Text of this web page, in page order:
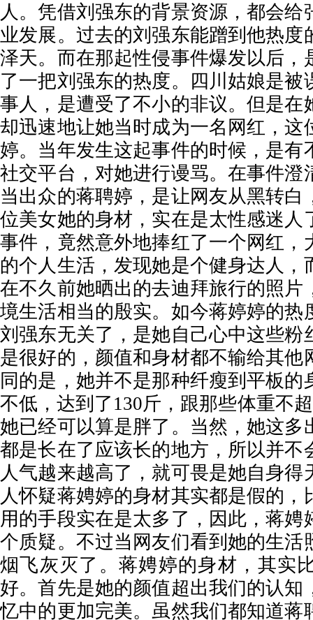
人。凭借刘强东的背景资源，都会给
业发展。过去的刘强东能蹭到他热度
泽天。而在那起性侵事件爆发以后，
了一把刘强东的热度。四川姑娘是被
事人，是遭受了不小的非议。但是在
却迅速地让她当时成为一名网红，这
婷。当年发生这起事件的时候，是有
社交平台，对她进行谩骂。在事件澄
当出众的蒋聘婷，是让网友从黑转白
位美女她的身材，实在是太性感迷人
事件，竟然意外地捧红了一个网红，
的个人生活，发现她是个健身达人，
在不久前她晒出的去迪拜旅行的照片
境生活相当的殷实。如今蒋婷婷的热
刘强东无关了，是她自己心中这些粉
是很好的，颜值和身材都不输给其他
同的是，她并不是那种纤瘦到平板的
不低，达到了130斤，跟那些体重不
她已经可以算是胖了。当然，她这多
都是长在了应该长的地方，所以并不
人气越来越高了，就可畏是她自身得
人怀疑蒋娉婷的身材其实都是假的，
用的手段实在是太多了，因此，蒋娉
个质疑。不过当网友们看到她的生活
烟飞灰灭了。蒋娉婷的身材，其实
好。首先是她的颜值超出我们的认知
忆中的更加完美。虽然我们都知道蒋